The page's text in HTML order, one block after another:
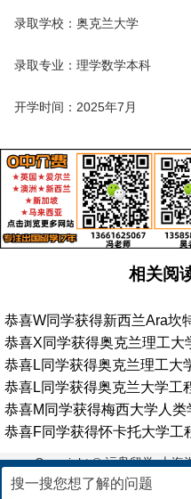
录取学校：奥克兰大学
录取专业：理学数学本科
开学时间：2025年7月
相关阅
恭喜W同学获得新西兰Ara坎
恭喜X同学获得奥克兰理工大
恭喜L同学获得奥克兰理工大
恭喜L同学获得奥克兰大学工
恭喜M同学获得梅西大学人类
恭喜F同学获得怀卡托大学工
Copyright © 沄枭留学-上海
Reserved. 沪
地址:上海市浦